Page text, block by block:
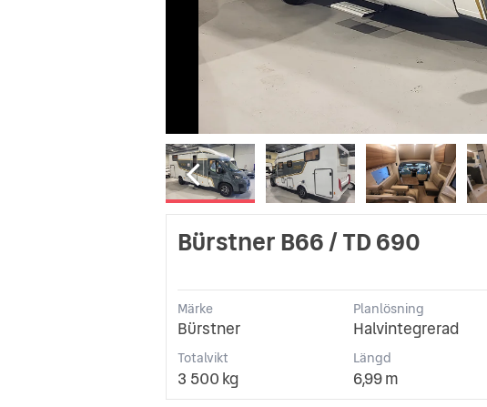
Bürstner B66 / TD 690
Märke
Bürstner
Planlösning
Halvintegrerad
Totalvikt
3 500 kg
Längd
6,99 m